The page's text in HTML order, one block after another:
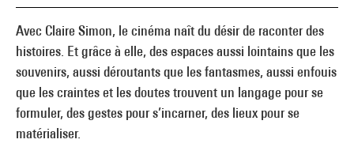
Avec Claire Simon, le cinéma naît du désir de raconter des
histoires. Et grâce à elle, des espaces aussi lointains que les
souvenirs, aussi déroutants que les fantasmes, aussi enfouis
que les craintes et les doutes trouvent un langage pour se
formuler, des gestes pour s’incarner, des lieux pour se
matérialiser.